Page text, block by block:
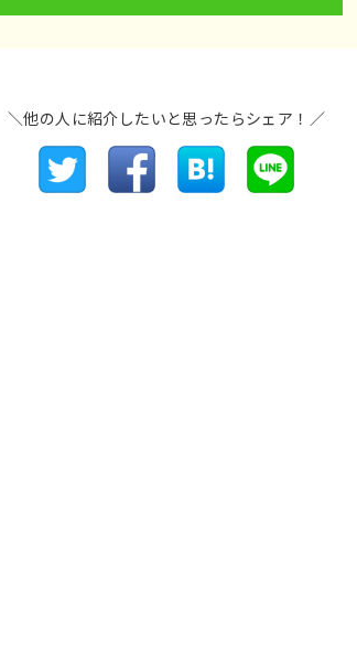
＼他の人に紹介したいと思ったらシェア！／